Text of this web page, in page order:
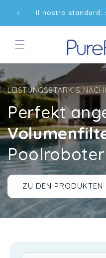
al contenuto
Spedizione gratuita
all'interno
LEISTUNGSSTARK &
Perfekt
Poolroboter
ZU DEN PRODUKTEN